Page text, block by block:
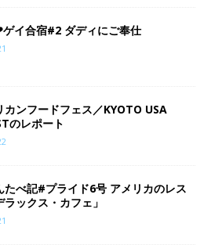
イ合宿#2 ダディにご奉仕
カンフードフェス／KYOTO USA
のレポート
たべ記#プライド6号 アメリカのレス
ラックス・カフェ」